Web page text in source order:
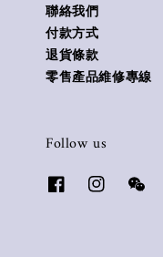
聯絡我們
付款方式
退貨條款
零售產品維修專線
Follow us